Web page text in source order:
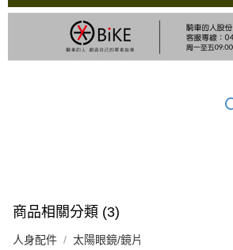
商品相關分類 (3)
人身配件 太陽眼鏡/鏡片